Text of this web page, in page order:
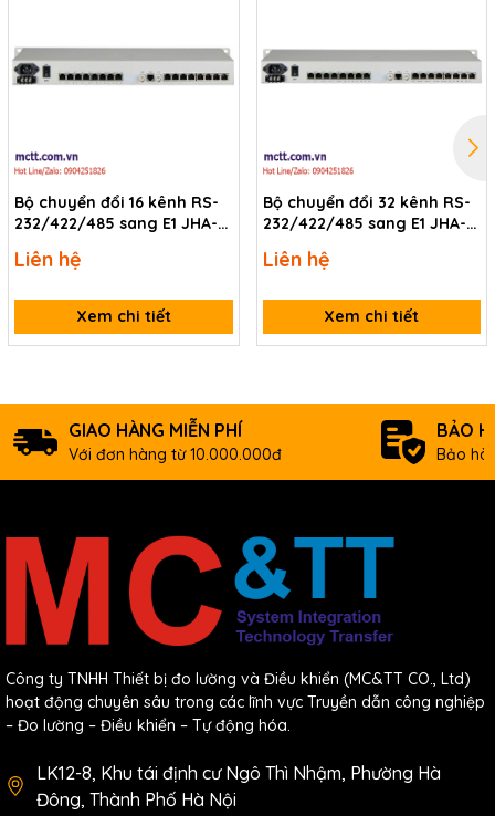
Bộ chuyển đổi 16 kênh RS-
232/422/485 sang E1 JHA-
Liên hệ
Xem chi tiết
Bộ chuyển đổi 32 kênh RS-
232/422/485 sang E1 JHA-
Liên hệ
Xem chi tiết
GIAO HÀNG MIỄN PHÍ
Với đơn hàng từ 10.000.000đ
BẢO
Bảo
Công ty TNHH Thiết bị đo lường và Điều khiển (MC&TT CO., Ltd)
hoạt động chuyên sâu trong các lĩnh vực Truyền dẫn công nghiệp
– Đo lường – Điều khiển – Tự động hóa.
LK12-8, Khu tái định cư Ngô Thì Nhậm, Phường Hà
Đông, Thành Phố Hà Nội